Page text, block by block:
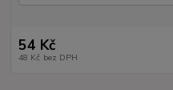
54 Kč
48 Kč bez DPH